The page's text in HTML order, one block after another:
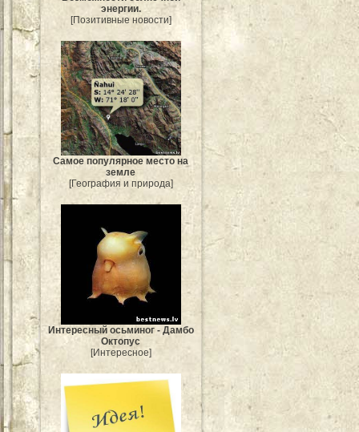
энергии.
[Позитивные новости]
Самое популярное место на
земле
[География и природа]
Интересный осьминог - Дамбо
Октопус
[Интересное]